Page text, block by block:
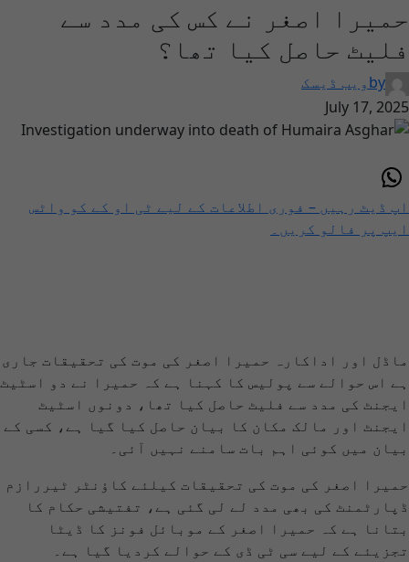
حمیرا اصغر نے کس کی مدد سے
فلیٹ حاصل کیا تھا؟
byویب ڈیسک
July 17, 2025
اپ ڈیٹ رہیں – فوری اطلاعات کے لیے ٹی او کے کو واٹس
ایپ پر فالو کریں۔
ماڈل اور اداکارہ حمیرا اصغر کی موت کی تحقیقات جاری
ہے اس حوالے سے پولیس کا کہنا ہے کہ حمیرا نے دو اسٹیٹ
ایجنٹ کی مدد سے فلیٹ حاصل کیا تھا، دونوں اسٹیٹ
ایجنٹ اور مالک مکان کا بیان حاصل کیا گیا ہے، کسی کے
بیان میں کوئی اہم بات سامنے نہیں آئی۔
حمیرا اصغر کی موت کی تحقیقات کیلئے کاؤنٹر ٹیررازم
ڈپارٹمنٹ کی بھی مدد لے لی گئی ہے، تفتیشی حکام کا
بتانا ہے کہ حمیرا اصغر کے موبائل فونز کا ڈیٹا
تجزیئے کے لیے سی ٹی ڈی کے حوالے کردیا گیا ہے۔